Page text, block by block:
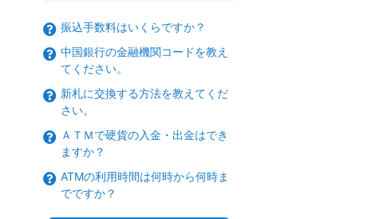
振込手数料はいくらですか？
中国銀行の金融機関コードを教え
てください。
新札に交換する方法を教えてくだ
さい。
ＡＴＭで硬貨の入金・出金はでき
ますか？
ATMの利用時間は何時から何時ま
でですか？